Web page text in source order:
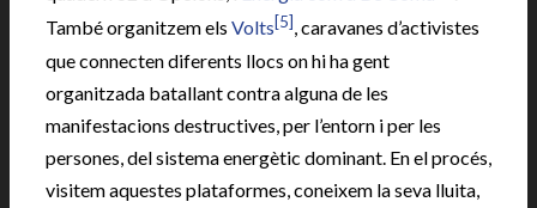
També organitzem els Volts[5], caravanes d’activistes
que connecten diferents llocs on hi ha gent
organitzada batallant contra alguna de les
manifestacions destructives, per l’entorn i per les
persones, del sistema energètic dominant. En el procés,
visitem aquestes plataformes, coneixem la seva lluita,